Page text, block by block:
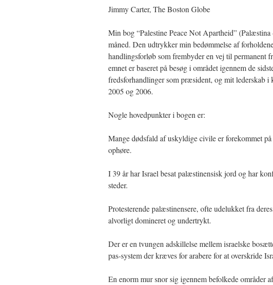
Jimmy Carter, The Boston Globe
Min bog “Palestine Peace Not Apartheid”
måned. Den udtrykker min bedømmelse af
handlingsforløb som frembyder en vej til permanent
emnet er baseret på besøg i området igennem de
fredsforhandlinger som præsident, og mit lederskab
2005 og 2006.
Nogle hovedpunkter i bogen er:
Mange dødsfald af uskyldige civile er forekommet
ophøre.
I 39 år har Israel besat palæstinensisk jord og har
steder.
Protesterende palæstinensere, ofte udelukket fra
alvorligt domineret og undertrykt.
Der er en tvungen adskillelse mellem israelske
pas-system der kræves for arabere for at overskride
En enorm mur snor sig igennem befolkede områder